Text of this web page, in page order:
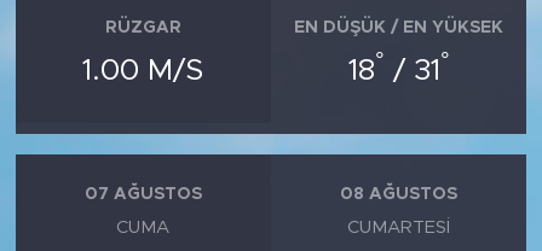
RÜZGAR
1.00 M/S
EN DÜŞÜK / EN YÜKSEK
18° / 31 °
07 AĞUSTOS
CUMA
08 AĞUSTOS
CUMARTESI